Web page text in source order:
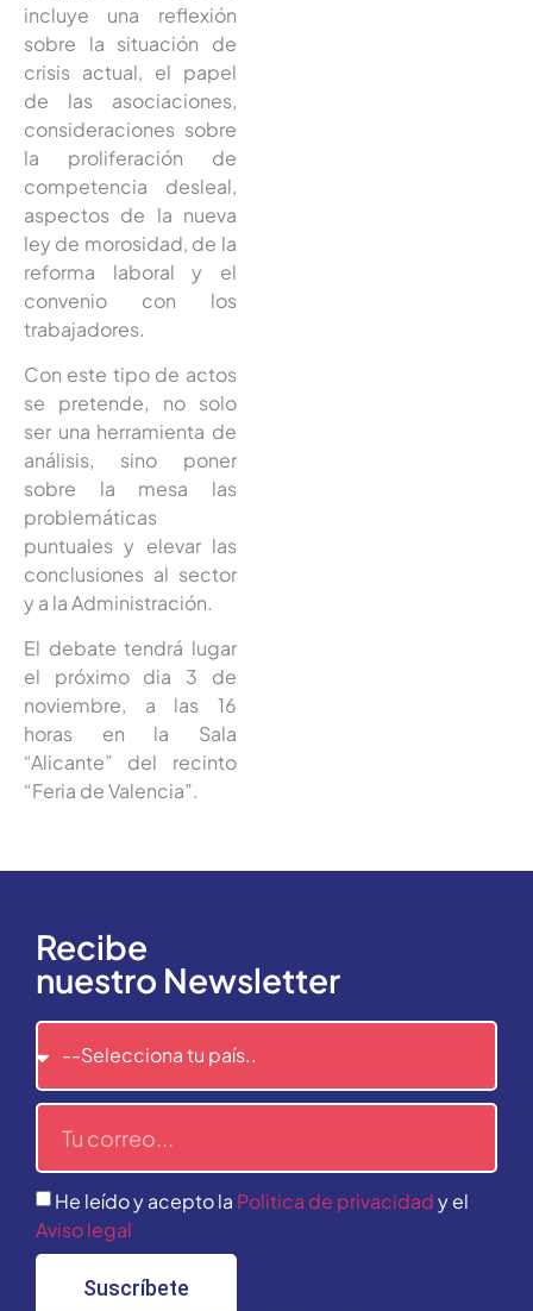
incluye una reflexión
sobre la situación de
crisis actual, el papel
de las asociaciones,
consideraciones sobre
la proliferación de
competencia desleal,
aspectos de la nueva
ley de morosidad, de la
reforma laboral y el
convenio con los
trabajadores.
Con este tipo de actos
se pretende, no solo
ser una herramienta de
análisis, sino poner
sobre la mesa las
problemáticas
puntuales y elevar las
conclusiones al sector
y a la Administración.
El debate tendrá lugar
el próximo dia 3 de
noviembre, a las 16
horas en la Sala
“Alicante” del recinto
“Feria de Valencia”.
Recibe
nuestro Newsletter
He leído y acepto la Politica de privacidady el
Aviso legal
Suscríbete